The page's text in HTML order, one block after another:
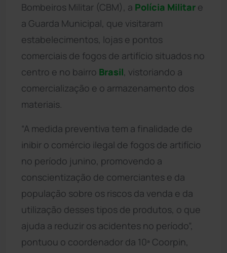
Bombeiros Militar (CBM), a Polícia Militar e
a Guarda Municipal, que visitaram
estabelecimentos, lojas e pontos
comerciais de fogos de artifício situados no
centro e no bairro Brasil, vistoriando a
comercialização e o armazenamento dos
materiais.
“A medida preventiva tem a finalidade de
inibir o comércio ilegal de fogos de artifício
no período junino, promovendo a
conscientização de comerciantes e da
população sobre os riscos da venda e da
utilização desses tipos de produtos, o que
ajuda a reduzir os acidentes no período”,
pontuou o coordenador da 10ª Coorpin,